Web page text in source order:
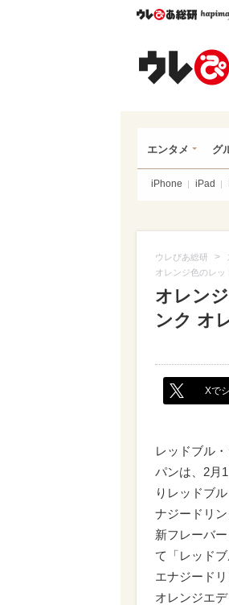
ウレ
エンタメ グ
iPhone iPad
ウレぴあ総研 >
オレンジ色のレ
オレン
ンク オ
Xで
レッドブル
パンは、2月
りレッドブ
ナジードリ
新フレーバー
て「レッドブ
エナジードリ
オレンジエ